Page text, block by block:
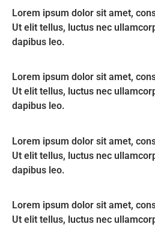
Lorem ipsum dolor sit amet,
Ut elit tellus, luctus nec
dapibus leo.
Lorem ipsum dolor sit amet,
Ut elit tellus, luctus nec
dapibus leo.
Lorem ipsum dolor sit amet,
Ut elit tellus, luctus nec
dapibus leo.
Lorem ipsum dolor sit amet,
Ut elit tellus, luctus nec